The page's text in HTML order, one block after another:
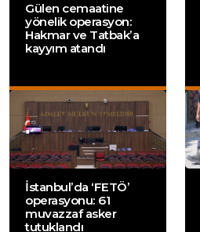
Gülen cemaatine
yönelik operasyon:
Hakmar ve Tatbak’a
kayyım atandı
İstanbul’da ‘FETÖ’
operasyonu: 61
muvazzaf asker
tutuklandı